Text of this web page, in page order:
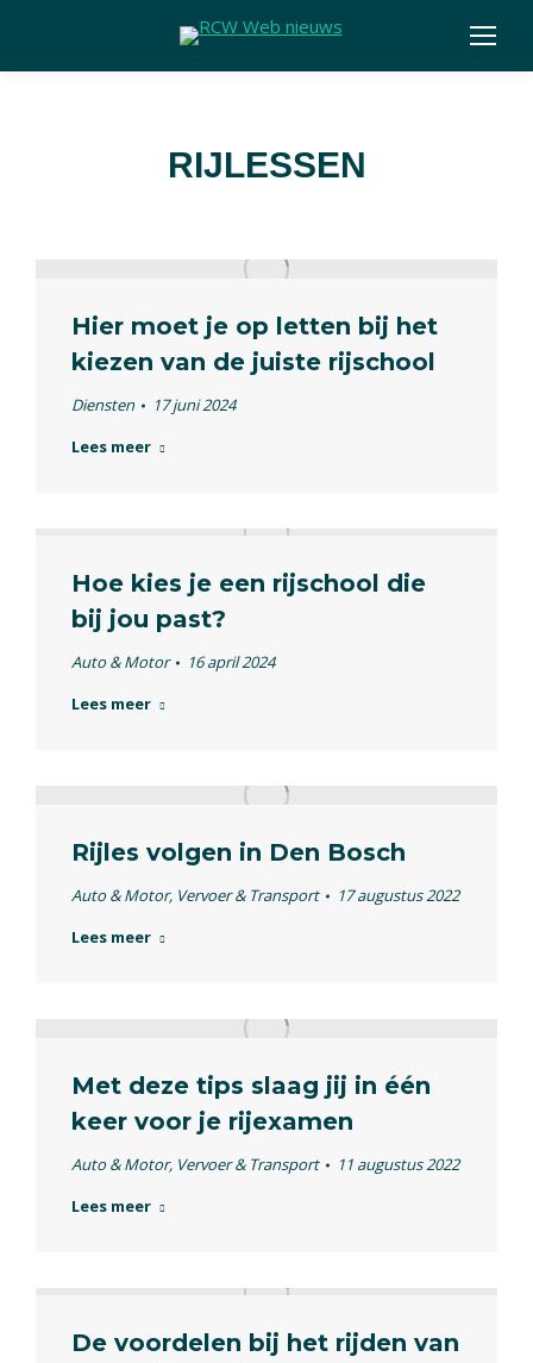
RIJLESSEN
Hier moet je op letten bij het
kiezen van de juiste rijschool
Diensten
17 juni 2024
Lees meer
Hoe kies je een rijschool die
bij jou past?
Auto & Motor
16 april 2024
Lees meer
Rijles volgen in Den Bosch
Auto & Motor, Vervoer & Transport
17 augustus 2022
Lees meer
Met deze tips slaag jij in één
keer voor je rijexamen
Auto & Motor, Vervoer & Transport
11 augustus 2022
Lees meer
De voordelen bij het rijden van